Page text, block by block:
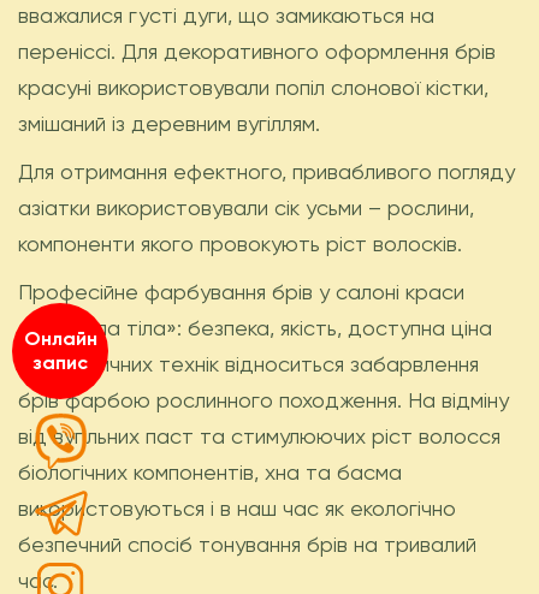
вважалися густі дуги, що замикаються на
переніссі. Для декоративного оформлення брів
красуні використовували попіл слонової кістки,
змішаний із деревним вугіллям.
Для отримання ефектного, привабливого погляду
азіатки використовували сік усьми – рослини,
компоненти якого провокують ріст волосків.
Професійне фарбування брів у салоні краси
«Формула тіла»: безпека, якість, доступна ціна
До класичних технік відноситься забарвлення
брів фарбою рослинного походження. На відміну
від вугільних паст та стимулюючих ріст волосся
біологічних компонентів, хна та басма
використовуються і в наш час як екологічно
безпечний спосіб тонування брів на тривалий
час.
Онлайн
запис